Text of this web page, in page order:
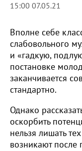
15:00 07.05.21
Вполне себе
слабовольного
и «гадкую,
постановке
заканчивается
стандартно.
Однако
оскорбить
нельзя лишать
возникают после